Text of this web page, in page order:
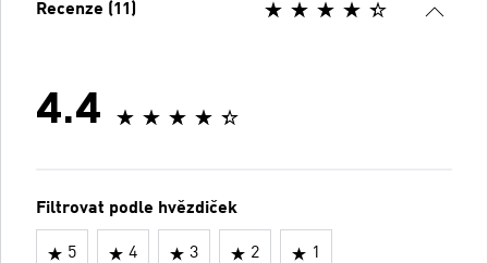
Recenze (11)
4.4
Filtrovat podle hvězdiček
5 4 3 2 1